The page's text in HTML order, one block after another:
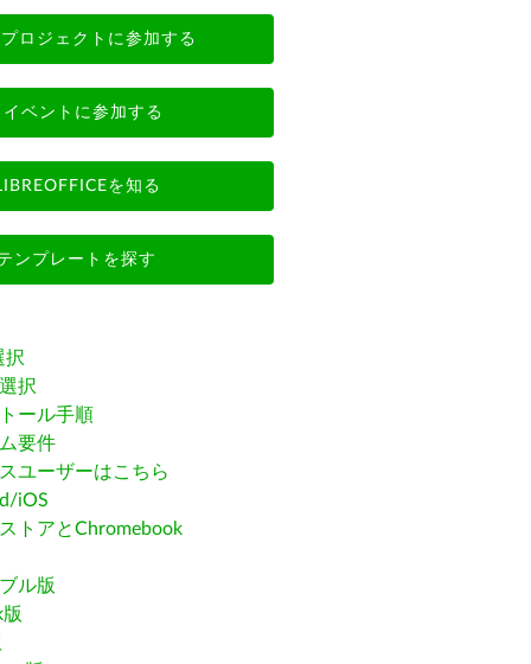
プロジェクトに参加する
イベントに参加する
を知る
ンプレートを探す
択
択
ール手順
要件
ユーザーはこちら
iOS
トアとChromebook
ル版